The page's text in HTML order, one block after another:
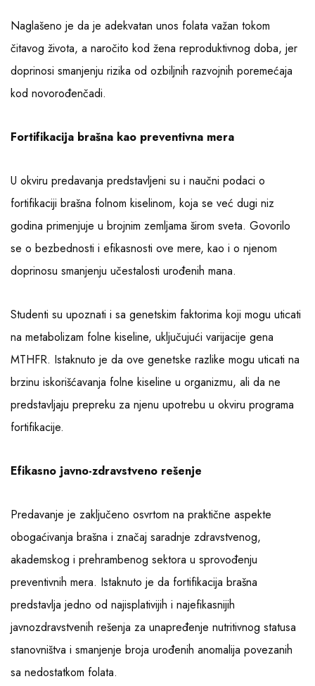
Naglašeno je da je adekvatan unos folata važan tokom
čitavog života, a naročito kod žena reproduktivnog doba, jer
doprinosi smanjenju rizika od ozbiljnih razvojnih poremećaja
kod novorođenčadi.
Fortifikacija brašna kao preventivna mera
U okviru predavanja predstavljeni su i naučni podaci o
fortifikaciji brašna folnom kiselinom, koja se već dugi niz
godina primenjuje u brojnim zemljama širom sveta. Govorilo
se o bezbednosti i efikasnosti ove mere, kao i o njenom
doprinosu smanjenju učestalosti urođenih mana.
Studenti su upoznati i sa genetskim faktorima koji mogu uticati
na metabolizam folne kiseline, uključujući varijacije gena
MTHFR. Istaknuto je da ove genetske razlike mogu uticati na
brzinu iskorišćavanja folne kiseline u organizmu, ali da ne
predstavljaju prepreku za njenu upotrebu u okviru programa
fortifikacije.
Efikasno javno-zdravstveno rešenje
Predavanje je zaključeno osvrtom na praktične aspekte
obogaćivanja brašna i značaj saradnje zdravstvenog,
akademskog i prehrambenog sektora u sprovođenju
preventivnih mera. Istaknuto je da fortifikacija brašna
predstavlja jedno od najisplativijih i najefikasnijih
javnozdravstvenih rešenja za unapređenje nutritivnog statusa
stanovništva i smanjenje broja urođenih anomalija povezanih
sa nedostatkom folata.